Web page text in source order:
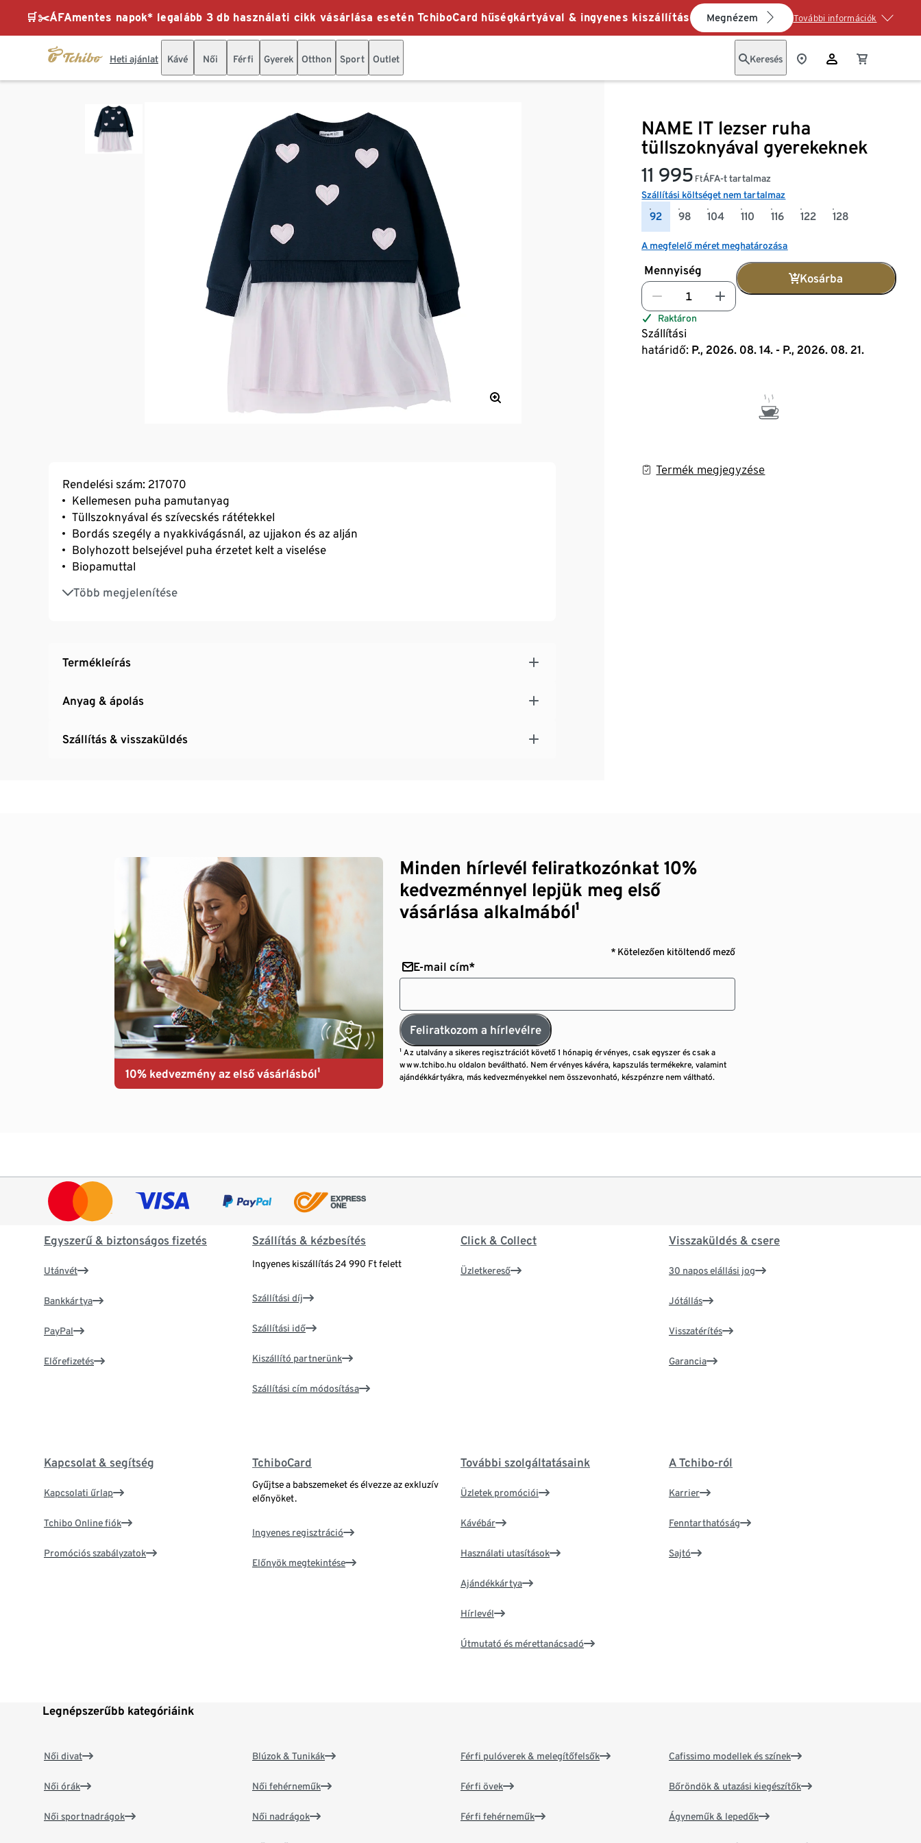
🛒✂️ÁFAmentes napok* legalább 3 db használati cikk vásárlása esetén TchiboCard hűségkártyával & ingyenes kiszállítás Megnézem További információk
Heti ajánlat Kávé Női Férfi Gyerek Otthon Sport Outlet Keresés
NAME IT lezser ruha
tüllszoknyával gyerekeknek
11 995 FtÁFA-t tartalmaz
Szállítási költséget nem tartalmaz
92 98 104 110 116 122 128
A megfelelő méret meghatározása
Mennyiség
Kosárba
Raktáron
Szállítási
határidő: P., 2026. 08. 14. - P., 2026. 08. 21.
Termék megjegyzése
Rendelési szám: 217070
Kellemesen puha pamutanyag
Tüllszoknyával és szívecskés rátétekkel
Bordás szegély a nyakkivágásnál, az ujjakon és az alján
Bolyhozott belsejével puha érzetet kelt a viselése
Biopamuttal
Több megjelenítése
Elasztánnal: formatartó, tökéletesen áll, rendkívül kényelmes viselet
Termékleírás
Anyag & ápolás
Szállítás & visszaküldés
10% kedvezmény az első vásárlásból¹
Minden hírlevél feliratkozónkat 10%
kedvezménnyel lepjük meg első
vásárlása alkalmából¹
* Kötelezően kitöltendő mező
E-mail cím*
Feliratkozom a hírlevélre
¹ Az utalvány a sikeres regisztrációt követő 1 hónapig érvényes, csak egyszer és csak a
www.tchibo.hu oldalon beváltható. Nem érvényes kávéra, kapszulás termékekre, valamint
ajándékkártyákra, más kedvezményekkel nem összevonható, készpénzre nem váltható.
Egyszerű & biztonságos fizetés
Utánvét
Bankkártya
PayPal
Előrefizetés
Szállítás & kézbesítés
Ingyenes kiszállítás 24 990 Ft felett
Szállítási díj
Szállítási idő
Kiszállító partnerünk
Szállítási cím módosítása
Click & Collect
Üzletkereső
Visszaküldés & csere
30 napos elállási jog
Jótállás
Visszatérítés
Garancia
Kapcsolat & segítség
Kapcsolati űrlap
Tchibo Online fiók
Promóciós szabályzatok
TchiboCard
Gyűjtse a babszemeket és élvezze az exkluzív
előnyöket.
Ingyenes regisztráció
Előnyök megtekintése
További szolgáltatásaink
Üzletek promóciói
Kávébár
Használati utasítások
Ajándékkártya
Hírlevél
Útmutató és mérettanácsadó
A Tchibo-ról
Karrier
Fenntarthatóság
Sajtó
Legnépszerűbb kategóriáink
Női divat
Női órák
Női sportnadrágok
Blúzok & Tunikák
Női fehérneműk
Női nadrágok
Férfi pulóverek & melegítőfelsők
Férfi övek
Férfi fehérneműk
Cafissimo modellek és színek
Bőröndök & utazási kiegészítők
Ágyneműk & lepedők